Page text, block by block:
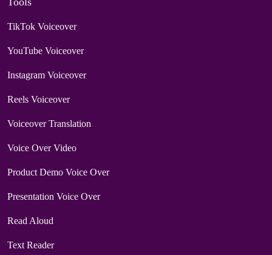
TikTok Voiceover
YouTube Voiceover
Instagram Voiceover
Reels Voiceover
Voiceover Translation
Voice Over Video
Product Demo Voice Over
Presentation Voice Over
Read Aloud
Text Reader